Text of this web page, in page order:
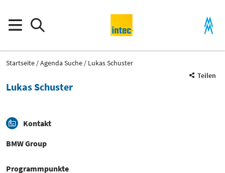
Startseite Agenda Suche
Lukas Schuster
Teilen
Lukas Schuster
Kontakt
BMW Group
Programmpunkte